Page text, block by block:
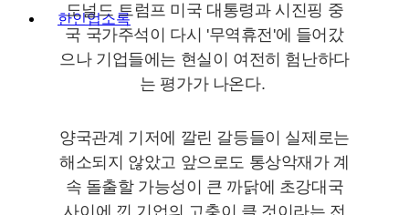
한인업소록
도널드 트럼프 미국 대통령과 시진핑 중
국 국가주석이 다시 '무역휴전'에 들어갔
으나 기업들에는 현실이 여전히 험난하다
는 평가가 나온다.
양국관계 기저에 깔린 갈등들이 실제로는
해소되지 않았고 앞으로도 통상악재가 계
속 돌출할 가능성이 큰 까닭에 초강대국